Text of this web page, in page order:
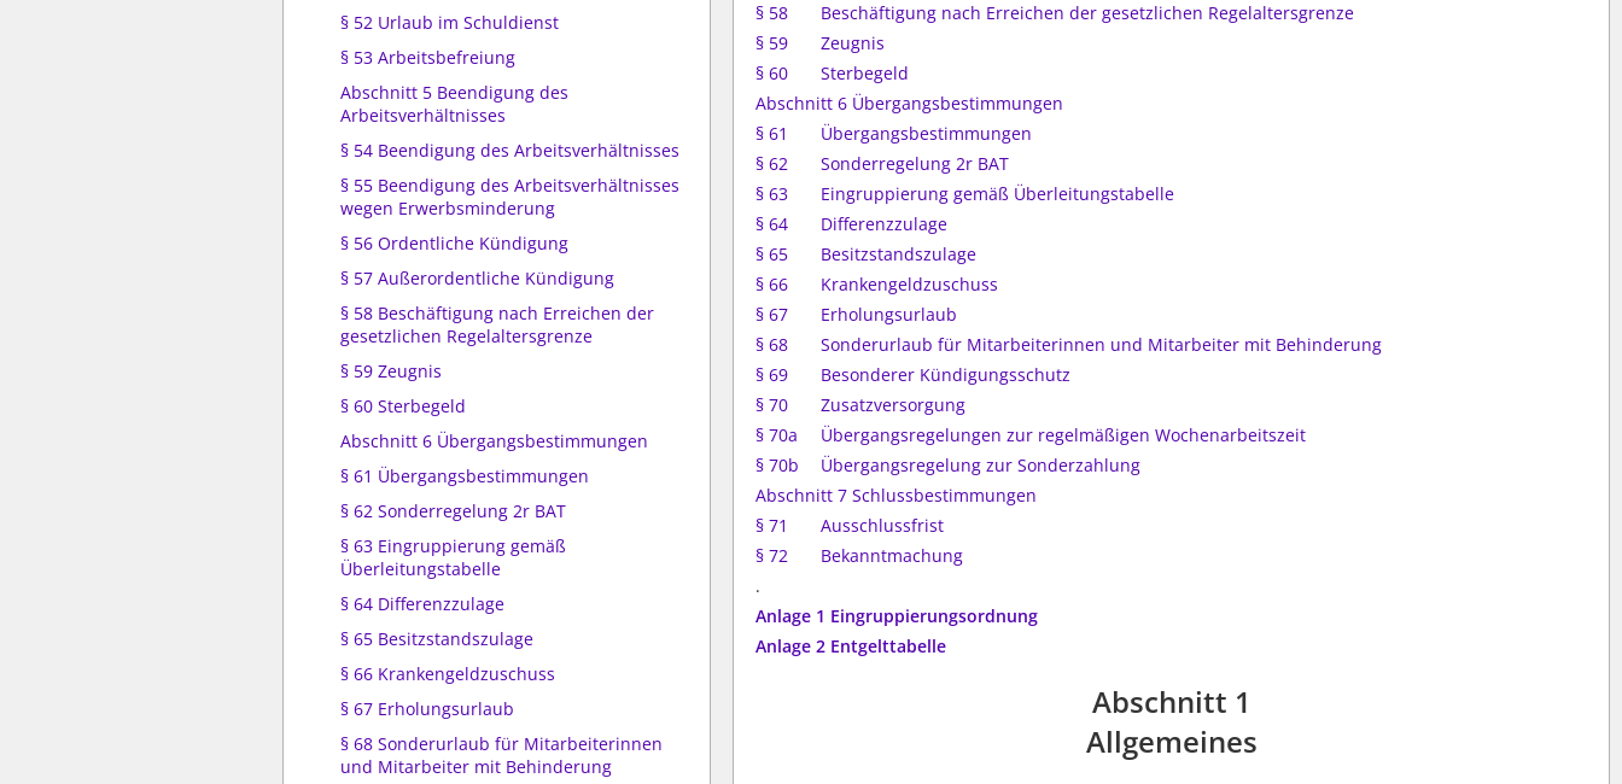
§ 52 Urlaub im Schuldienst
§ 53 Arbeitsbefreiung
Abschnitt 5 Beendigung des
Arbeitsverhältnisses
§ 54 Beendigung des Arbeitsverhältnisses
§ 55 Beendigung des Arbeitsverhältnisses
wegen Erwerbsminderung
§ 56 Ordentliche Kündigung
§ 57 Außerordentliche Kündigung
§ 58 Beschäftigung nach Erreichen der
gesetzlichen Regelaltersgrenze
§ 59 Zeugnis
§ 60 Sterbegeld
Abschnitt 6 Übergangsbestimmungen
§ 61 Übergangsbestimmungen
§ 62 Sonderregelung 2r BAT
§ 63 Eingruppierung gemäß
Überleitungstabelle
§ 64 Differenzzulage
§ 65 Besitzstandszulage
§ 66 Krankengeldzuschuss
§ 67 Erholungsurlaub
§ 68 Sonderurlaub für Mitarbeiterinnen
und Mitarbeiter mit Behinderung
§ 58
Beschäftigung nach Erreichen der gesetzlichen Regelaltersgrenze
§ 59
Zeugnis
§ 60
Sterbegeld
Abschnitt 6 Übergangsbestimmungen
§ 61
Übergangsbestimmungen
§ 62
Sonderregelung 2r BAT
§ 63
Eingruppierung gemäß Überleitungstabelle
§ 64
Differenzzulage
§ 65
Besitzstandszulage
§ 66
Krankengeldzuschuss
§ 67
Erholungsurlaub
§ 68
Sonderurlaub für Mitarbeiterinnen und Mitarbeiter mit Behinderung
§ 69
Besonderer Kündigungsschutz
§ 70
Zusatzversorgung
§ 70a
Übergangsregelungen zur regelmäßigen Wochenarbeitszeit
§ 70b
Übergangsregelung zur Sonderzahlung
Abschnitt 7 Schlussbestimmungen
§ 71
Ausschlussfrist
§ 72
Bekanntmachung
.
Anlage 1 Eingruppierungsordnung
Anlage 2 Entgelttabelle
Abschnitt 1
Allgemeines